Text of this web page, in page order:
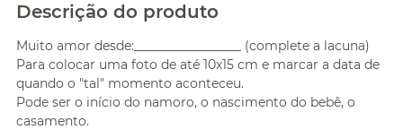
Descrição do produto
Muito amor desde:_________________ (complete a lacuna)
Para colocar uma foto de até 10x15 cm e marcar a data de
quando o "tal" momento aconteceu.
Pode ser o início do namoro, o nascimento do bebê, o
casamento.